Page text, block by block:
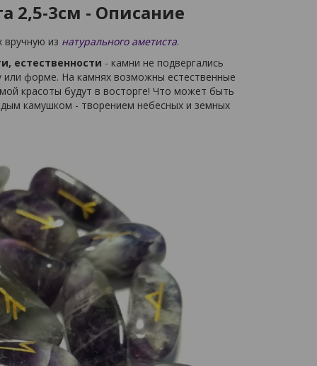
2,5-3см - Описание
из натурального аметиста.
естественности - камни не подвергались
форме. На камнях возможны естественные
красоты будут в восторге! Что может быть
камушком - творением небесных и земных